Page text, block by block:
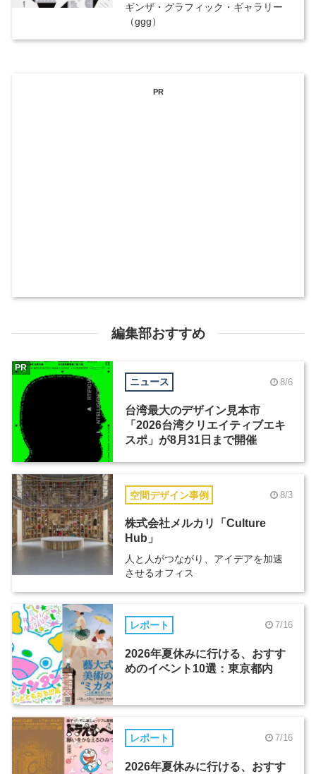
ギンザ・グラフィック・ギャラリー
（ggg）
PR
編集部おすすめ
ニュース 8/6
台湾最大のデザイン見本市
「2026台湾クリエイティブエキ
スポ」が8月31日まで開催
PR
空間デザイン事例 8/3
株式会社メルカリ「Culture
Hub」
人と人がつながり、アイデアを加速
させるオフィス
レポート 7/16
2026年夏休みに行ける、おすす
めのイベント10選：東京都内
レポート 7/16
2026年夏休みに行ける、おすす